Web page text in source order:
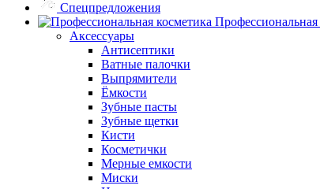
Спецпредложения
Профессиональная
Аксессуары
Антисептики
Ватные палочки
Выпрямители
Ёмкости
Зубные пасты
Зубные щетки
Кисти
Косметички
Мерные емкости
Миски